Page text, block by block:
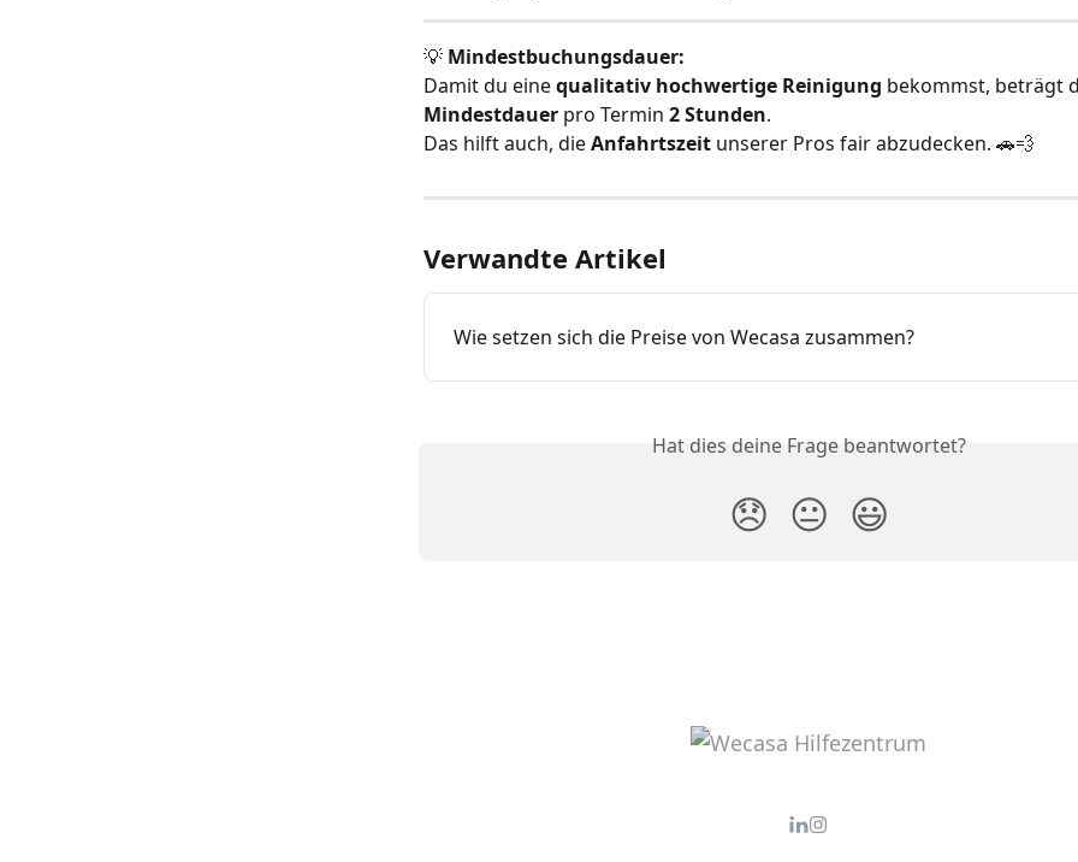
💡 Mindestbuchungsdauer:
Damit du eine qualitativ hochwertige Reinigung bekommst, beträgt
Mindestdauer pro Termin 2 Stunden.
Das hilft auch, die Anfahrtszeit unserer Pros fair abzudecken. 🚗💨
Verwandte Artikel
Wie setzen sich die Preise von Wecasa zusammen?
Hat dies deine Frage beantwortet?
😞 😐 😃